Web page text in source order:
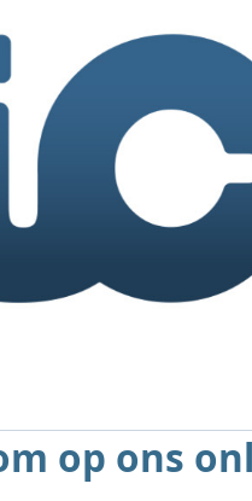
op ons